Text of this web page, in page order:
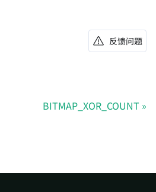
反馈问题
BITMAP_XOR_COUNT